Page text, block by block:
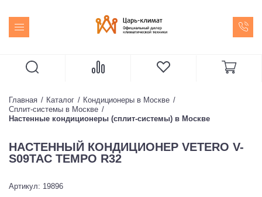
Главная Каталог
Кондиционеры в Москве
Сплит-системы в Москве
Настенные кондиционеры (сплит-системы) в Москве
НАСТЕННЫЙ КОНДИЦИОНЕР VETERO V-
S09TAC TEMPO R32
Артикул: 19896